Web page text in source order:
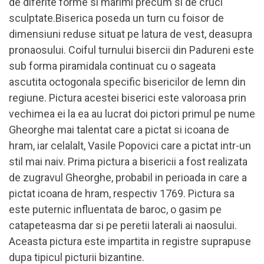
sculptate.Biserica poseda un turn cu foisor de
dimensiuni reduse situat pe latura de vest, deasupra
pronaosului. Coiful turnului bisercii din Padureni este
sub forma piramidala continuat cu o sageata
ascutita octogonala specific bisericilor de lemn din
regiune. Pictura acestei biserici este valoroasa prin
vechimea ei la ea au lucrat doi pictori primul pe nume
Gheorghe mai talentat care a pictat si icoana de
hram, iar celalalt, Vasile Popovici care a pictat intr-un
stil mai naiv. Prima pictura a bisericii a fost realizata
de zugravul Gheorghe, probabil in perioada in care a
pictat icoana de hram, respectiv 1769. Pictura sa
este puternic influentata de baroc, o gasim pe
catapeteasma dar si pe peretii laterali ai naosului.
Aceasta pictura este impartita in registre suprapuse
dupa tipicul picturii bizantine.